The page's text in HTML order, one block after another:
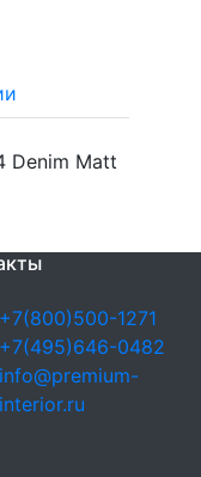
Denim Matt
+7(800)500-1271
+7(495)646-0482
info@premium-
interior.ru